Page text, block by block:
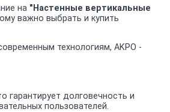
на "Настенные вертикальные
важно выбрать и купить
технологиям, AKPO -
гарантирует долговечность и
пользователей.